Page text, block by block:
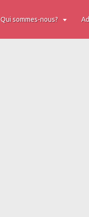
Qui sommes-nous?